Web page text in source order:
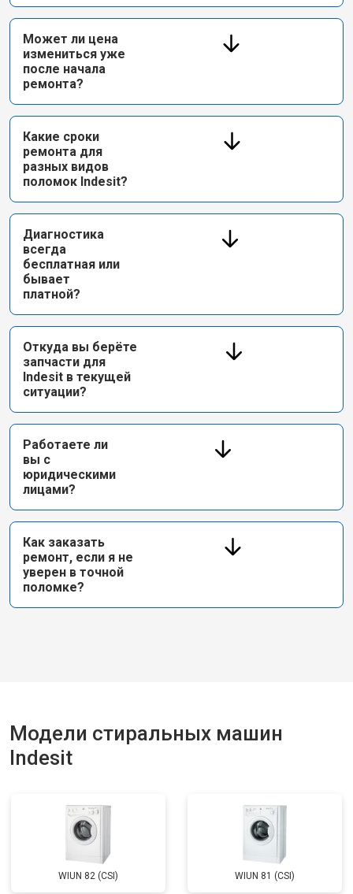
Может ли цена
измениться уже
после начала
ремонта?
Какие сроки
ремонта для
разных видов
поломок Indesit?
Диагностика
всегда
бесплатная или
бывает
платной?
Откуда вы берёте
запчасти для
Indesit в текущей
ситуации?
Работаете ли
вы с
юридическими
лицами?
Как заказать
ремонт, если я не
уверен в точной
поломке?
Модели стиральных машин
Indesit
WIUN 82 (CSI) WIUN 81 (CSI)